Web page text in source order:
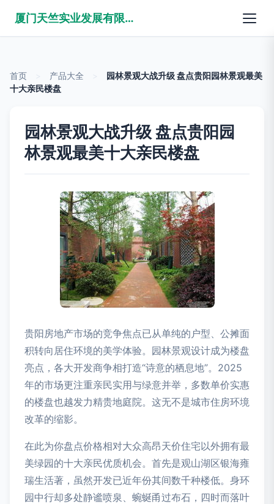
厦门天竺实业发展有限公司
首页 产品大全
园林景观大战升级 盘点贵阳园林景观最美
十大亲民楼盘
园林景观大战升级 盘点贵阳园
林景观最美十大亲民楼盘
贵阳房地产市场的竞争焦点已从单纯的户型、公摊面
积转向居住环境的美学体验。园林景观设计成为楼盘
亮点，各大开发商争相打造“诗意的栖息地”。2025
年的市场更注重亲民实用与绿意并举，多数单价实惠
的楼盘也越发力精贵地庭院。这无不是城市住房环境
改革的缩影。
在此为你盘点价格相对大众高昂天价住宅以外拥有最
美绿园的十大亲民优质机会。首先是观山湖区银海雍
瑞生活著，虽然开发已近年份其间数千种楼低。身环
园中行却多处静谧喷泉、蜿蜒甬过布石，四时而落叶